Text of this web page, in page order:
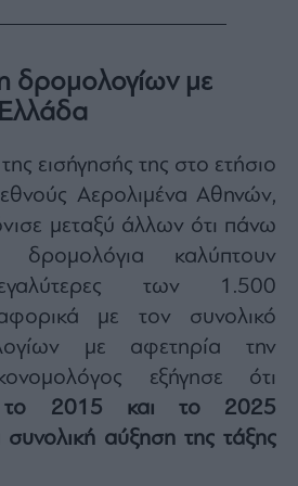
δρομολογίων με
εισήγησής της στο ετήσιο
Αερολιμένα Αθηνών,
μεταξύ άλλων ότι πάνω
καλύπτουν
των 1.500
με τον συνολικό
με αφετηρία την
εξήγησε ότι
το 2015 και το 2025
συνολική αύξηση της τάξης